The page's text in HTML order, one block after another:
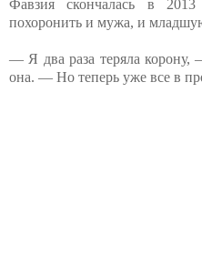
Фавзия скончалась в
похоронить и мужа, и
— Я два раза теряла корону,
она. — Но теперь уже все в